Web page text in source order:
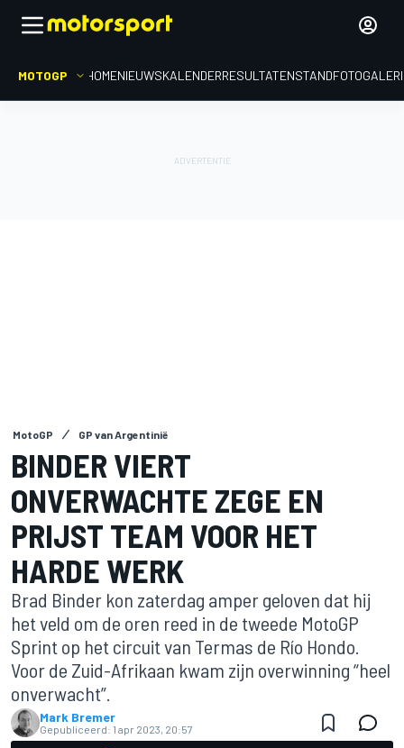
MOTOGP HOMENIEUWSKALENDERRESULTATENSTAND
MotoGP GP van Argentinië
BINDER VIERT
ONVERWACHTE ZEGE EN
PRIJST TEAM VOOR HET
HARDE WERK
Brad Binder kon zaterdag amper geloven dat hij
het veld om de oren reed in de tweede MotoGP
Sprint op het circuit van Termas de Río Hondo.
Voor de Zuid-Afrikaan kwam zijn overwinning “heel
onverwacht”.
Mark Bremer
Gepubliceerd: 1 apr 2023, 20:57